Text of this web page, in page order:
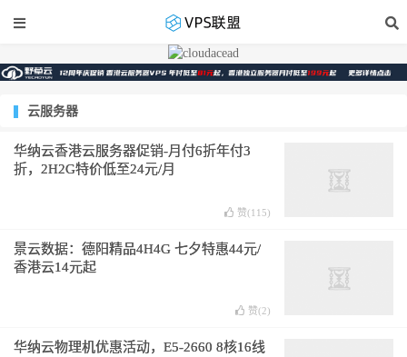
云服务器
华纳云香港云服务器促销-月付6折年付3
折，2H2G特价低至24元/月
赞(115)
景云数据：德阳精品4H4G 七夕特惠44元/
香港云14元起
赞(2)
华纳云物理机优惠活动，E5-2660 8核16线